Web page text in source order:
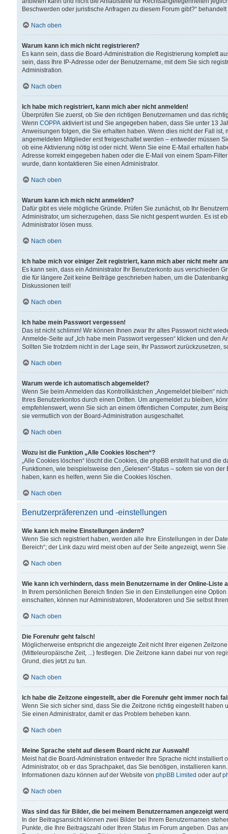
Beschwerden oder juristische Anfragen zu diesem Forum gibt?“
Nach oben
Warum kann ich mich nicht registrieren?
Es kann sein, dass die Board-Administration die Registrierung komplett
sein, dass Ihre IP-Adresse oder der Benutzername, mit dem Sie sich
Administration.
Nach oben
Ich habe mich registriert, kann mich aber nicht anmelden!
Überprüfen Sie zuerst, ob Sie den richtigen Benutzernamen und das
Wenn COPPA aktiviert ist und Sie angegeben haben, dass Sie unter 13
Anweisungen folgen, die Sie erhalten haben. Wenn dies nicht der Fall
angemeldeten Mitglieder erst freigeschaltet werden – entweder müssen
ob eine Aktivierung nötig ist oder nicht. Wenn Sie eine E-Mail erhalten
Adresse korrekt eingegeben haben oder die E-Mail von einem Spam-
wurde, dann kontaktieren Sie einen Administrator.
Nach oben
Warum kann ich mich nicht anmelden?
Dafür gibt es viele mögliche Gründe. Prüfen Sie zunächst, ob Ihr
Administrator, um sicherzugehen, dass Sie nicht gesperrt wurden. Es ist
Administrator lösen muss.
Nach oben
Ich habe mich vor einiger Zeit registriert, kann mich aber nicht mehr
Es kann sein, dass ein Administrator Ihr Benutzerkonto aus verschieden
die für längere Zeit keine Beiträge geschrieben haben, um die
Diskussionen teil!
Nach oben
Ich habe mein Passwort vergessen!
Das ist nicht schlimm! Wir können Ihnen zwar Ihr altes Passwort nicht
Anmelde-Seite auf „Ich habe mein Passwort vergessen“ klicken und
Sollten Sie trotzdem nicht in der Lage sein, Ihr Passwort zurückzusetzen,
Nach oben
Warum werde ich automatisch abgemeldet?
Wenn Sie beim Anmelden das Kontrollkästchen „Angemeldet bleiben“
Ihres Benutzerkontos durch einen Dritten. Um angemeldet zu bleiben,
empfehlenswert, wenn Sie sich an einem öffentlichen Computer, zum
sie vermutlich von der Board-Administration ausgeschaltet.
Nach oben
Wozu ist die Funktion „Alle Cookies löschen“?
„Alle Cookies löschen“ löscht die Cookies, die phpBB erstellt hat und
Funktionen, wie beispielsweise den „Gelesen“-Status – sofern sie von
haben, kann es helfen, wenn Sie die Cookies löschen.
Nach oben
Benutzerpräferenzen und -einstellungen
Wie kann ich meine Einstellungen ändern?
Wenn Sie sich registriert haben, werden alle Ihre Einstellungen in der
Bereich“; der Link dazu wird meist oben auf der Seite angezeigt, wenn
Nach oben
Wie kann ich verhindern, dass mein Benutzername in der Online-Liste
In Ihrem persönlichen Bereich finden Sie in den Einstellungen eine
einschalten, können nur Administratoren, Moderatoren und Sie selbst
Nach oben
Die Forenuhr geht falsch!
Möglicherweise entspricht die angezeigte Zeit nicht Ihrer eigenen
(Mitteleuropäische Zeit, ...) festlegen. Die Zeitzone kann dabei nur von
Grund, dies jetzt zu tun.
Nach oben
Ich habe die Zeitzone eingestellt, aber die Forenuhr geht immer noch
Wenn Sie sich sicher sind, dass Sie die Zeitzone richtig eingestellt
Sie einen Administrator, damit er das Problem beheben kann.
Nach oben
Meine Sprache steht auf diesem Board nicht zur Auswahl!
Meist hat die Board-Administration entweder Ihre Sprache nicht
Administrator, ob er das Sprachpaket, das Sie benötigen, installieren
Informationen dazu können auf der Website von phpBB Limited oder auf
Nach oben
Was sind das für Bilder, die bei meinem Benutzernamen angezeigt
In der Beitragsansicht können zwei Bilder bei Ihrem Benutzernamen
Punkte, die Ihre Beitragszahl oder Ihren Status im Forum angeben. Das